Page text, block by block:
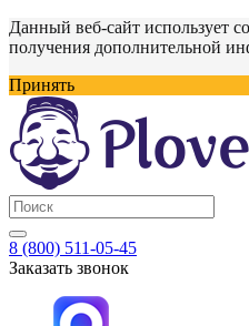
Данный веб-сайт использует
получения дополнительной
Принять
8 (800) 511-05-45
Заказать звонок